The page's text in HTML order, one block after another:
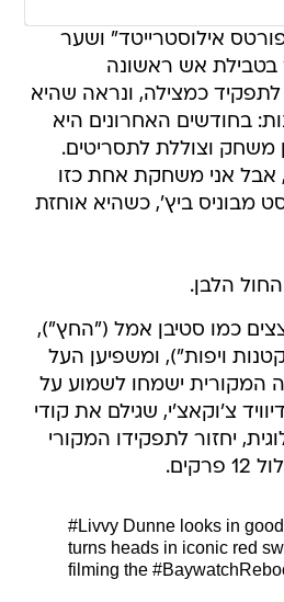
אילוסטרייטד" ושער
בטבילת אש ראשונה
כמצילה, ונראה שהיא
בחודשים האחרונים היא
וצוללת לתסריטים.
אבל אני משחקת אחת כזו
מבוניס ביץ', כשהיא אוחזת
הלבן.
כמו סטיבן אמל ("החץ"),
ויפות"), ומשפיען העל
המקורית ישמחו לשמוע על
צ'וקאצ'י, שגילם את קודי
יחזור לתפקידו המקורי
#Livvy Dunne looks in
turns heads in iconic red
filming the